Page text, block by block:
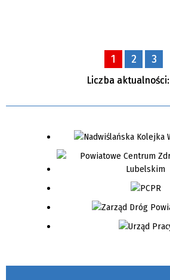
1 2 3
Liczba aktualności: